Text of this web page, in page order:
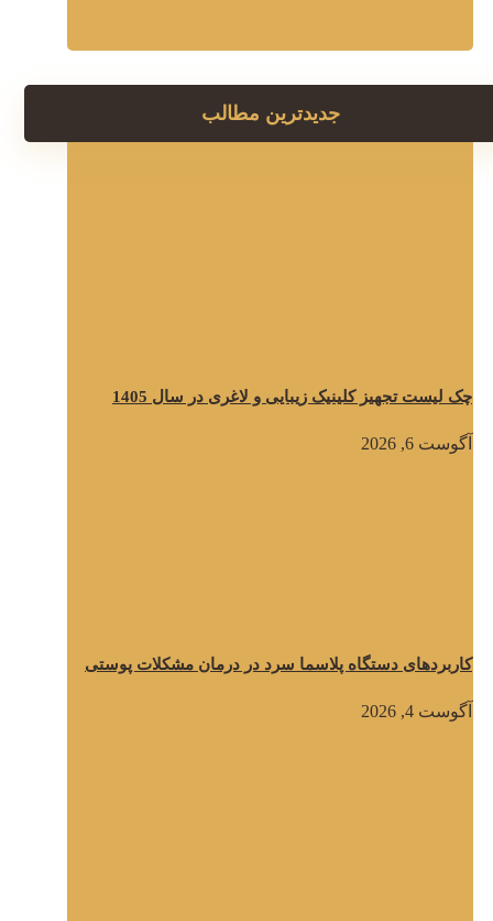
جدیدترین مطالب
چک لیست تجهیز کلینیک زیبایی و لاغری در سال 1405
آگوست 6, 2026
کاربردهای دستگاه پلاسما سرد در درمان مشکلات پوستی
آگوست 4, 2026